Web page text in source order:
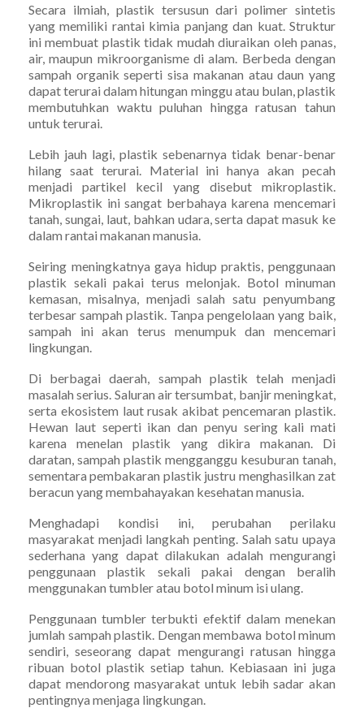
Secara ilmiah, plastik tersusun dari polimer sintetis
yang memiliki rantai kimia panjang dan kuat. Struktur
ini membuat plastik tidak mudah diuraikan oleh panas,
air, maupun mikroorganisme di alam. Berbeda dengan
sampah organik seperti sisa makanan atau daun yang
dapat terurai dalam hitungan minggu atau bulan, plastik
membutuhkan waktu puluhan hingga ratusan tahun
untuk terurai.
Lebih jauh lagi, plastik sebenarnya tidak benar-benar
hilang saat terurai. Material ini hanya akan pecah
menjadi partikel kecil yang disebut mikroplastik.
Mikroplastik ini sangat berbahaya karena mencemari
tanah, sungai, laut, bahkan udara, serta dapat masuk ke
dalam rantai makanan manusia.
Seiring meningkatnya gaya hidup praktis, penggunaan
plastik sekali pakai terus melonjak. Botol minuman
kemasan, misalnya, menjadi salah satu penyumbang
terbesar sampah plastik. Tanpa pengelolaan yang baik,
sampah ini akan terus menumpuk dan mencemari
lingkungan.
Di berbagai daerah, sampah plastik telah menjadi
masalah serius. Saluran air tersumbat, banjir meningkat,
serta ekosistem laut rusak akibat pencemaran plastik.
Hewan laut seperti ikan dan penyu sering kali mati
karena menelan plastik yang dikira makanan. Di
daratan, sampah plastik mengganggu kesuburan tanah,
sementara pembakaran plastik justru menghasilkan zat
beracun yang membahayakan kesehatan manusia.
Menghadapi kondisi ini, perubahan perilaku
masyarakat menjadi langkah penting. Salah satu upaya
sederhana yang dapat dilakukan adalah mengurangi
penggunaan plastik sekali pakai dengan beralih
menggunakan tumbler atau botol minum isi ulang.
Penggunaan tumbler terbukti efektif dalam menekan
jumlah sampah plastik. Dengan membawa botol minum
sendiri, seseorang dapat mengurangi ratusan hingga
ribuan botol plastik setiap tahun. Kebiasaan ini juga
dapat mendorong masyarakat untuk lebih sadar akan
pentingnya menjaga lingkungan.